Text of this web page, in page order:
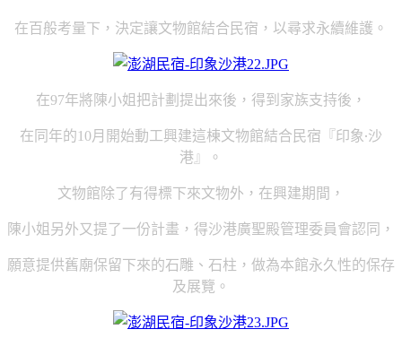
在百般考量下，決定讓文物館結合民宿，以尋求永續維護。
在97年將陳小姐把計劃提出來後，得到家族支持後，
在同年的10月開始動工興建這棟文物館結合民宿『印象‧沙
港』。
文物館除了有得標下來文物外，在興建期間，
陳小姐另外又提了一份計畫，得沙港廣聖殿管理委員會認同，
願意提供舊廟保留下來的石雕、石柱，做為本館永久性的保存
及展覽。